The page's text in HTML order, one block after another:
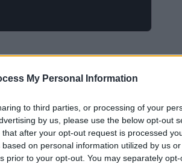
My Personal Information
to third parties, or processing of your
by us, please use the below opt-out
after your opt-out request is processed
on personal information utilized by us
prior to your opt-out. You may separately
la sua esperienza
Durante la
più grande della nostra vita”.
deciso di prendersi una
sbagliata. Alice